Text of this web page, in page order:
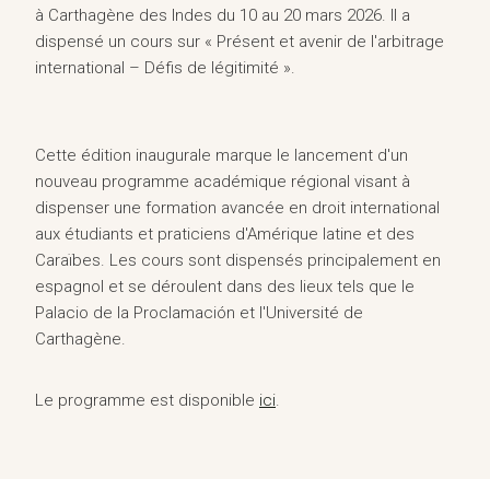
à Carthagène des Indes du 10 au 20 mars 2026. Il a
dispensé un cours sur « Présent et avenir de l'arbitrage
international – Défis de légitimité ».
Cette édition inaugurale marque le lancement d'un
nouveau programme académique régional visant à
dispenser une formation avancée en droit international
aux étudiants et praticiens d'Amérique latine et des
Caraïbes. Les cours sont dispensés principalement en
espagnol et se déroulent dans des lieux tels que le
Palacio de la Proclamación et l'Université de
Carthagène.
Le programme est disponible ici.